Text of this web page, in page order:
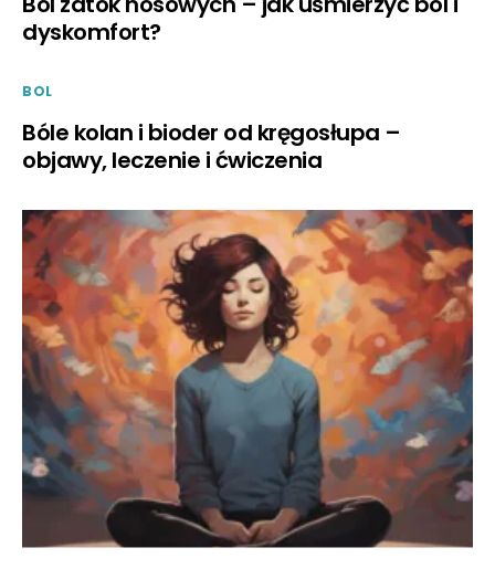
dyskomfort?
BOL
Bóle kolan i bioder od kręgosłupa –
objawy, leczenie i ćwiczenia